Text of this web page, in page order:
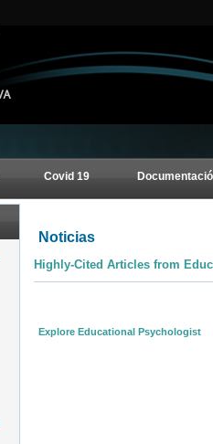
Covid 19
Noticias
Highly-Cited Articles from
Explore Educational Psychologist